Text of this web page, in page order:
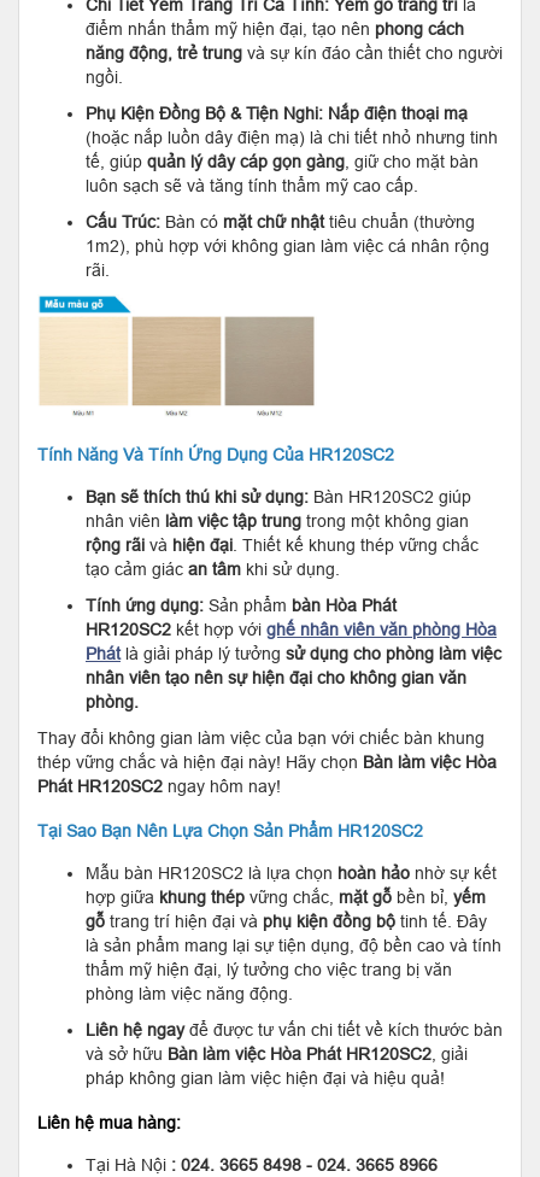
Chi Tiết Yếm Trang Trí Cá Tính: Yếm gỗ trang trí là
điểm nhấn thẩm mỹ hiện đại, tạo nên phong cách
năng động, trẻ trung và sự kín đáo cần thiết cho người
ngồi.
Phụ Kiện Đồng Bộ & Tiện Nghi: Nắp điện thoại mạ
(hoặc nắp luồn dây điện mạ) là chi tiết nhỏ nhưng tinh
tế, giúp quản lý dây cáp gọn gàng , giữ cho mặt bàn
luôn sạch sẽ và tăng tính thẩm mỹ cao cấp.
Cấu Trúc: Bàn có mặt chữ nhậttiêu chuẩn (thường
1m2), phù hợp với không gian làm việc cá nhân rộng
rãi.
Tính Năng Và Tính Ứng Dụng Của HR120SC2
Bạn sẽ thích thú khi sử dụng: Bàn HR120SC2 giúp
nhân viên làm việc tập trung trong một không gian
rộng rãi và hiện đại . Thiết kế khung thép vững chắc
tạo cảm giác an tâm khi sử dụng.
Tính ứng dụng: Sản phẩm bàn Hòa Phát
HR120SC2 kết hợp với ghế nhân viên văn phòng Hòa
Phát là giải pháp lý tưởng sử dụng cho phòng làm việc
nhân viên tạo nên sự hiện đại cho không gian văn
phòng.
Thay đổi không gian làm việc của bạn với chiếc bàn khung
thép vững chắc và hiện đại này! Hãy chọn Bàn làm việc Hòa
Phát HR120SC2 ngay hôm nay!
Tại Sao Bạn Nên Lựa Chọn Sản Phẩm HR120SC2
Mẫu bàn HR120SC2 là lựa chọn hoàn hảo nhờ sự kết
hợp giữa khung thép vững chắc, mặt gỗ bền bỉ, yếm
gỗ trang trí hiện đại và phụ kiện đồng bộ tinh tế. Đây
là sản phẩm mang lại sự tiện dụng, độ bền cao và tính
thẩm mỹ hiện đại, lý tưởng cho việc trang bị văn
phòng làm việc năng động.
Liên hệ ngayđể được tư vấn chi tiết về kích thước bàn
và sở hữu Bàn làm việc Hòa Phát HR120SC2 , giải
pháp không gian làm việc hiện đại và hiệu quả!
Liên hệ mua hàng:
Tại Hà Nội : 024. 3665 8498 - 024. 3665 8966